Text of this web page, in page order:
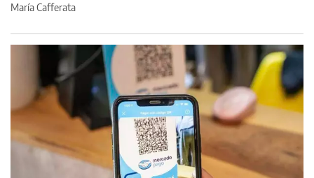
María Cafferata